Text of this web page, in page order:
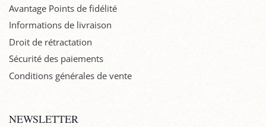
Avantage Points de fidélité
Informations de livraison
Droit de rétractation
Sécurité des paiements
Conditions générales de vente
NEWSLETTER